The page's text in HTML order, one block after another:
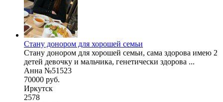
Стану донором для хорошей семьи
Стану донором для хорошей семьи, сама здорова имею 2
детей девочку и мальчика, генетически здорова ...
Анна №51523
70000 руб.
Иркутск
2578